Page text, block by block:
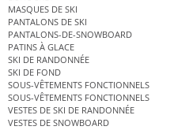
MASQUES DE SKI
PANTALONS DE SKI
PANTALONS-DE-SNOWBOARD
PATINS À GLACE
SKI DE RANDONNÉE
SKI DE FOND
SOUS-VÊTEMENTS FONCTIONNELS
SOUS-VÊTEMENTS FONCTIONNELS
VESTES DE SKI DE RANDONNÉE
VESTES DE SNOWBOARD